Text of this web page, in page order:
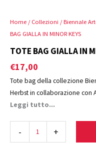
Home / Collezioni / Biennale
BAG GIALLA IN MINOR KEYS
TOTE BAG GIALLA IN
€17,00
Tote bag della collezione
Herbst in collaborazione con
Biennale di Venezia.
Leggi tutto...
- +